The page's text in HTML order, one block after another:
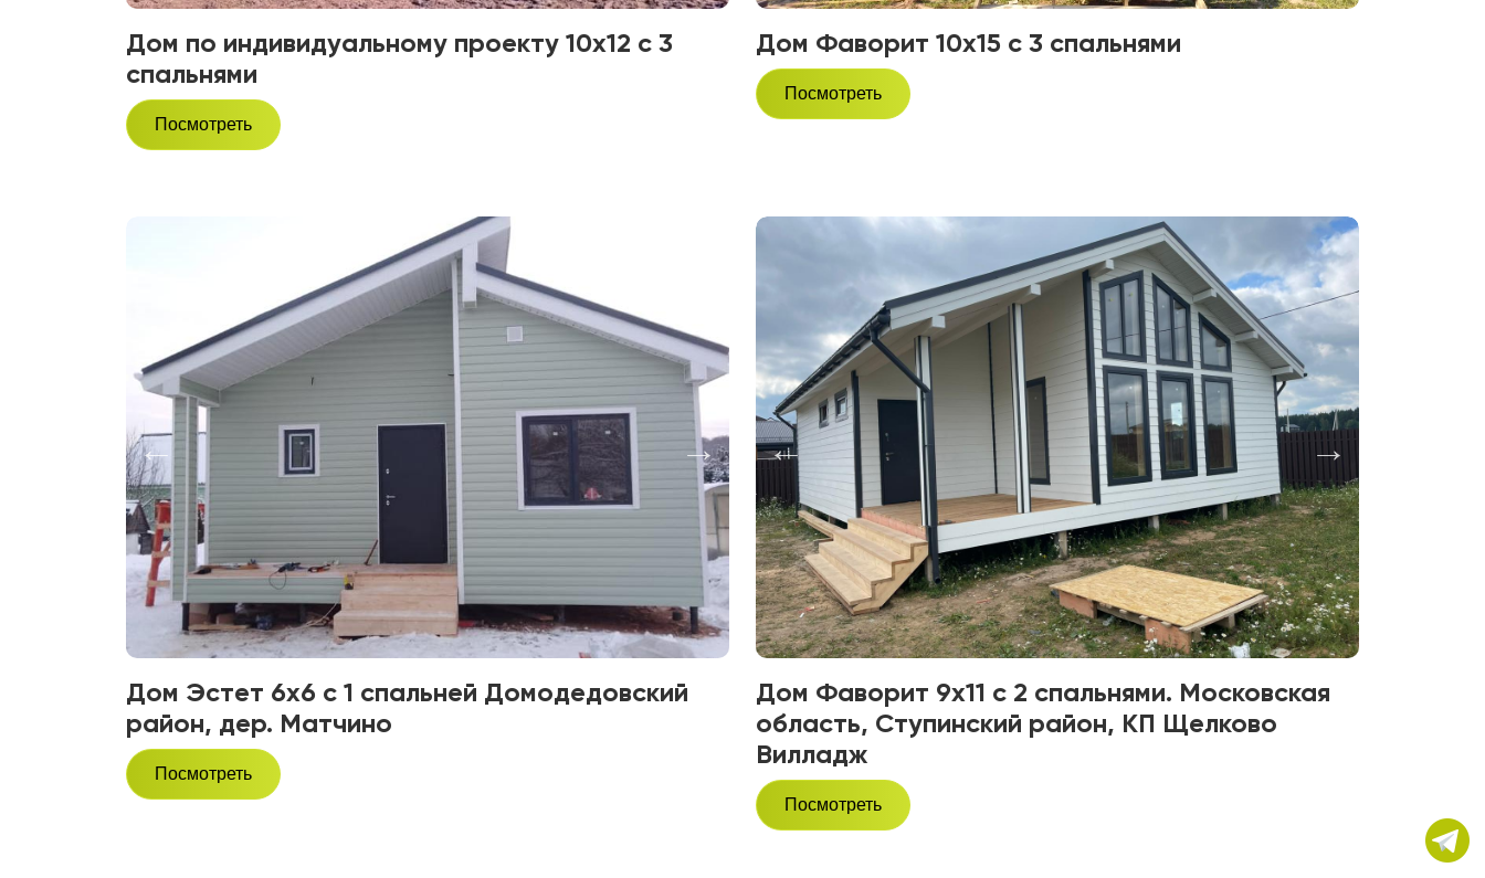
Дом по индивидуальному проекту 10х12 с 3
спальнями
Посмотреть
Дом Фаворит 10х15 с 3 спальнями
Посмотреть
Дом Эстет 6х6 с 1 спальней Домодедовский
район, дер. Матчино
Посмотреть
Дом Фаворит 9х11 с 2 спальнями. Московская
область, Ступинский район, КП Щелково
Вилладж
Посмотреть